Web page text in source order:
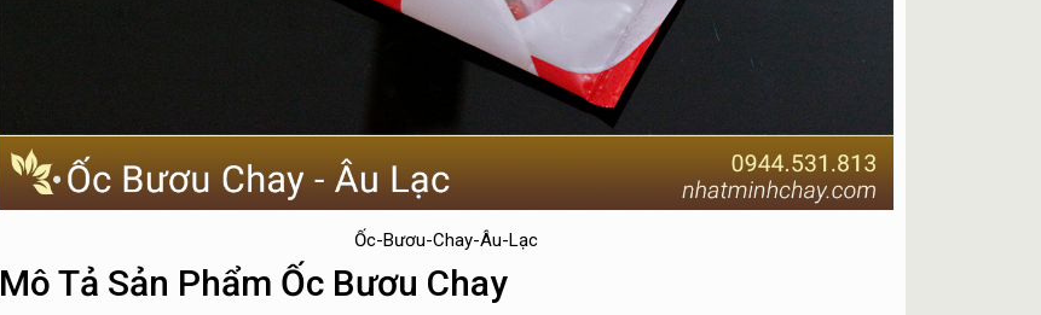
Ốc-Bươu-Chay-Âu-Lạc
Mô Tả Sản Phẩm Ốc Bươu Chay